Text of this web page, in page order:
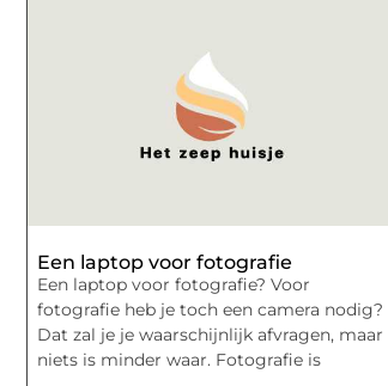
Een laptop voor fotografie
Een laptop voor fotografie? Voor
fotografie heb je toch een camera nodig?
Dat zal je je waarschijnlijk afvragen, maar
niets is minder waar. Fotografie is